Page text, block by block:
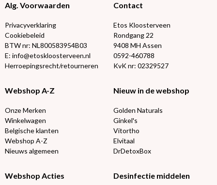
Alg. Voorwaarden
Privacyverklaring
Cookiebeleid
BTW nr: NL800583954B03
E: info@etoskloosterveen.nl
Herroepingsrecht/retourneren
Contact
Etos Kloosterveen
Rondgang 22
9408 MH Assen
0592-460788
KvK nr: 02329527
Webshop A-Z
Onze Merken
Winkelwagen
Belgische klanten
Webshop A-Z
Nieuws algemeen
Nieuw in de webshop
Golden Naturals
Ginkel's
Vitortho
Elvitaal
DrDetoxBox
Webshop Acties Desinfectie middelen